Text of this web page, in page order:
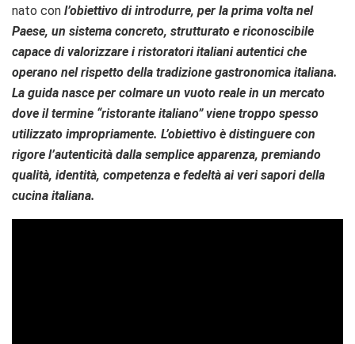
nato con l’obiettivo di introdurre, per la prima volta nel
Paese, un sistema concreto, strutturato e riconoscibile
capace di valorizzare i ristoratori italiani autentici che
operano nel rispetto della tradizione gastronomica italiana.
La guida nasce per colmare un vuoto reale in un mercato
dove il termine “ristorante italiano” viene troppo spesso
utilizzato impropriamente. L’obiettivo è distinguere con
rigore l’autenticità dalla semplice apparenza, premiando
qualità, identità, competenza e fedeltà ai veri sapori della
cucina italiana.